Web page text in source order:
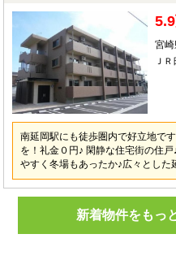
宮崎
Ｊ
南延岡駅にも徒歩圏内で好立地で
を！礼金０円♪ 閑静な住宅街の住
やすく冬場もあったか♪広々とした
新着物件をもっ